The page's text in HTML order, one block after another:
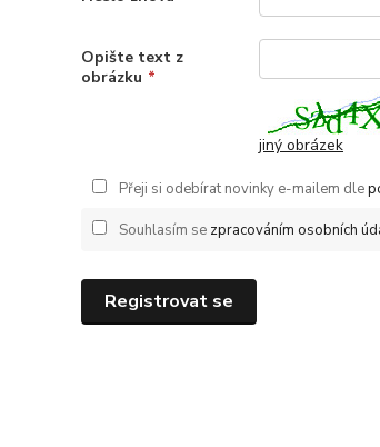
Opište text z
obrázku *
jiný obrázek
Přeji si odebírat novinky e-mailem dle
Souhlasím se zpracováním osobních
Registrovat se